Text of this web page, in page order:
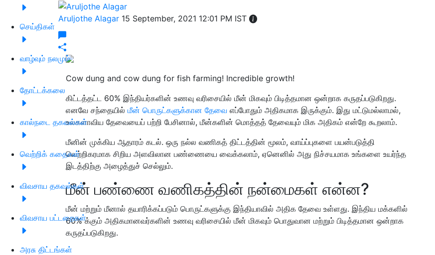
செய்திகள்
வாழ்வும் நலமும்
தோட்டக்கலை
கால்நடை தகவல்கள்
வெற்றிக் கதைகள்
விவசாய தகவல்கள்
விவசாய பட்டறைகள்
அரசு திட்டங்கள்
Aruljothe Alagar 15 September, 2021 12:01 PM IST
Cow dung and cow dung for fish farming! Incredible growth!
கிட்டத்தட்ட 60% இந்தியர்களின் உணவு வரிசையில் மீன் மிகவும் பிடித்தமான ஒன்றாக கருதப்படுகிறது.
எனவே சந்தையில் மீன் பொருட்களுக்கான தேவை எப்போதும் அதிகமாக இருக்கும். இது மட்டுமல்லாமல்,
உலகளாவிய தேவையைப் பற்றி பேசினால், மீன்களின் மொத்தத் தேவையும் மிக அதிகம் என்றே கூறலாம்.
மீனின் முக்கிய ஆதாரம் கடல். ஒரு நல்ல வணிகத் திட்டத்தின் மூலம், வாய்ப்புகளை பயன்படுத்தி
வெற்றிகரமாக சிறிய அளவிலான பண்ணையை வைக்கலாம், ஏனெனில் அது நிச்சயமாக உங்களை உயர்ந்த
இடத்திற்கு அழைத்துச் செல்லும்.
மீன் பண்ணை வணிகத்தின் நன்மைகள் என்ன?
மீன் மற்றும் மீனால் தயாரிக்கப்படும் பொருட்களுக்கு இந்தியாவில் அதிக தேவை உள்ளது. இந்திய மக்களில்
60% க்கும் அதிகமானவர்களின் உணவு வரிசையில் மீன் மிகவும் பொதுவான மற்றும் பிடித்தமான ஒன்றாக
கருதப்படுகிறது.